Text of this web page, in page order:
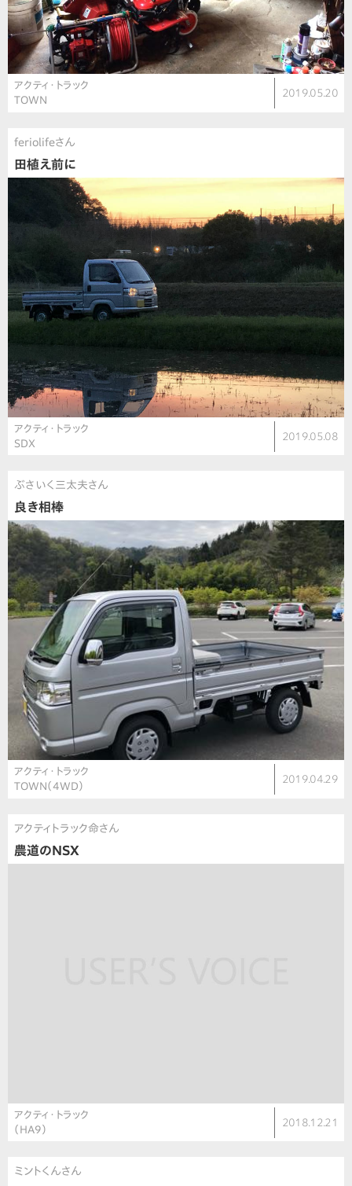
アクティ・トラック
TOWN
2019.05.20
feriolifeさん
田植え前に
アクティ・トラック
SDX
2019.05.08
ぶさいく三太夫さん
良き相棒
アクティ・トラック
TOWN（4WD）
2019.04.29
アクティトラック命さん
農道のNSX
アクティ・トラック
（HA9）
2018.12.21
ミントくんさん